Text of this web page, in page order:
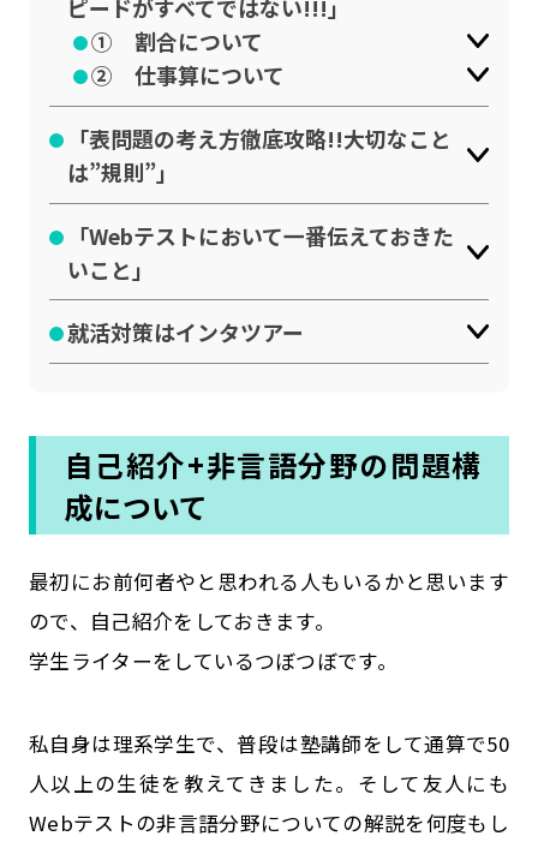
ピードがすべてではない!!!」
① 割合について
② 仕事算について
「表問題の考え方徹底攻略!!大切なこと
は”規則”」
「Webテストにおいて一番伝えておきた
いこと」
就活対策はインタツアー
自己紹介+非言語分野の問題構
成について
最初にお前何者やと思われる人もいるかと思います
ので、自己紹介をしておきます。
学生ライターをしているつぼつぼです。
私自身は理系学生で、普段は塾講師をして通算で50
人以上の生徒を教えてきました。そして友人にも
Webテストの非言語分野についての解説を何度もし